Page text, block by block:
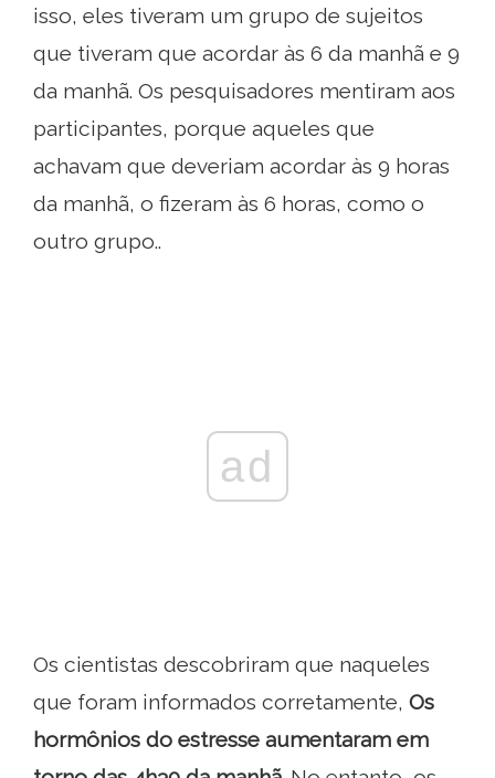
isso, eles tiveram um grupo de sujeitos
que tiveram que acordar às 6 da manhã e 9
da manhã. Os pesquisadores mentiram aos
participantes, porque aqueles que
achavam que deveriam acordar às 9 horas
da manhã, o fizeram às 6 horas, como o
outro grupo..
ad
Os cientistas descobriram que naqueles
que foram informados corretamente, Os
hormônios do estresse aumentaram em